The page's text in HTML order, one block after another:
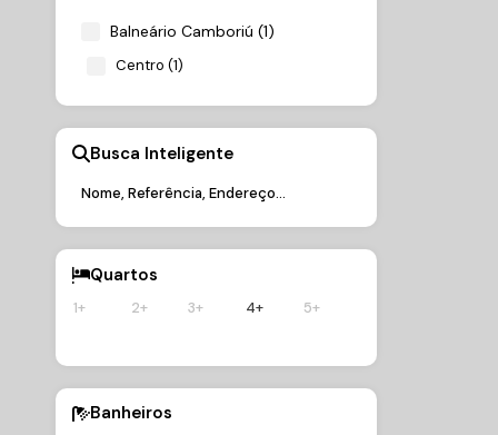
Balneário Camboriú (1)
Centro (1)
Busca Inteligente
Quartos
1+ 2+ 3+ 4+ 5+
Banheiros